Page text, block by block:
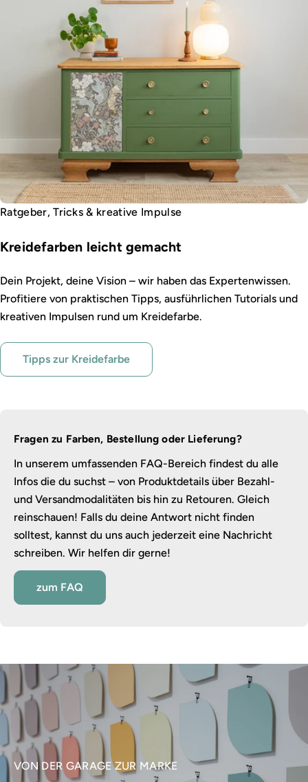
Ratgeber, Tricks & kreative Impulse
Kreidefarben leicht gemacht
Dein Projekt, deine Vision – wir haben das Expertenwissen.
Profitiere von praktischen Tipps, ausführlichen Tutorials und
kreativen Impulsen rund um Kreidefarbe.
Tipps zur Kreidefarbe
Fragen zu Farben, Bestellung oder Lieferung?
In unserem umfassenden FAQ-Bereich findest du alle
Infos die du suchst – von Produktdetails über Bezahl-
und Versandmodalitäten bis hin zu Retouren. Gleich
reinschauen! Falls du deine Antwort nicht finden
solltest, kannst du uns auch jederzeit eine Nachricht
schreiben. Wir helfen dir gerne!
zum FAQ
VON DER GARAGE ZUR MARKE